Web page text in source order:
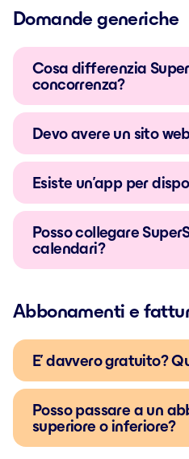
Domande generiche
Cosa differenzia
concorrenza?
Devo avere un sito
Esiste un’app per
Posso collegare
calendari?
Abbonamenti e
E’ davvero gratuito?
Posso passare a un
superiore o inferiore?